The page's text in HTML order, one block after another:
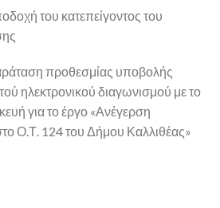
του κατεπείγοντος του
προθεσμίας υποβολής
ηλεκτρονικού διαγωνισμού με το
για το έργο «Ανέγερση
Ο.Τ. 124 του Δήμου Καλλιθέας»